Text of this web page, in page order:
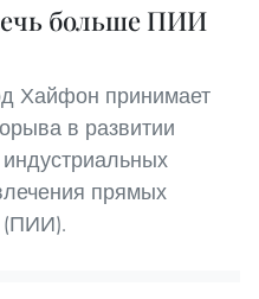
больше ПИИ
Хайфон принимает
в развитии
прямых
(ПИИ).